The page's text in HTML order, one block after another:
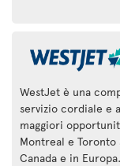
WestJet è una
servizio cordiale e
maggiori
Montreal e
Canada e in Europa.